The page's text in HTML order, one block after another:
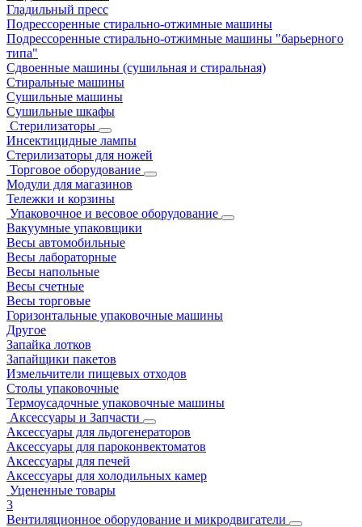
Гладильный пресс
Подрессоренные стирально-отжимные машины
Подрессоренные стирально-отжимные машины "барьерного
типа"
Сдвоенные машины (сушильная и стиральная)
Стиральные машины
Сушильные машины
Сушильные шкафы
Стерилизаторы
Инсектицидные лампы
Стерилизаторы для ножей
Торговое оборудование
Модули для магазинов
Тележки и корзины
Упаковочное и весовое оборудование
Вакуумные упаковщики
Весы автомобильные
Весы лабораторные
Весы напольные
Весы счетные
Весы торговые
Горизонтальные упаковочные машины
Другое
Запайка лотков
Запайщики пакетов
Измельчители пищевых отходов
Столы упаковочные
Термоусадочные упаковочные машины
Аксессуары и Запчасти
Аксессуары для льдогенераторов
Аксессуары для пароконвектоматов
Аксессуары для печей
Аксессуары для холодильных камер
Уцененные товары
3
Вентиляционное оборудование и микродвигатели